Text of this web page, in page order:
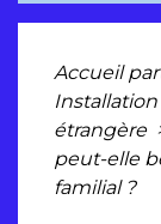
Accueil
étrangère
peut-elle
familial ?